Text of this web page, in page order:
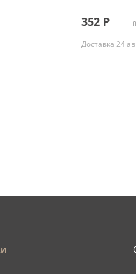
352Р
Доставка 24